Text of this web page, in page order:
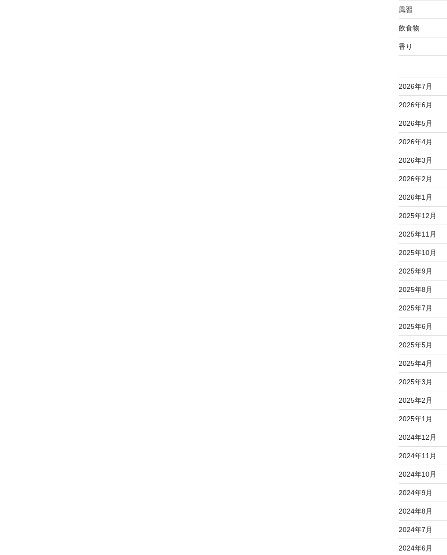
風習
飲食物
香り
2026年7月
2026年6月
2026年5月
2026年4月
2026年3月
2026年2月
2026年1月
2025年12月
2025年11月
2025年10月
2025年9月
2025年8月
2025年7月
2025年6月
2025年5月
2025年4月
2025年3月
2025年2月
2025年1月
2024年12月
2024年11月
2024年10月
2024年9月
2024年8月
2024年7月
2024年6月